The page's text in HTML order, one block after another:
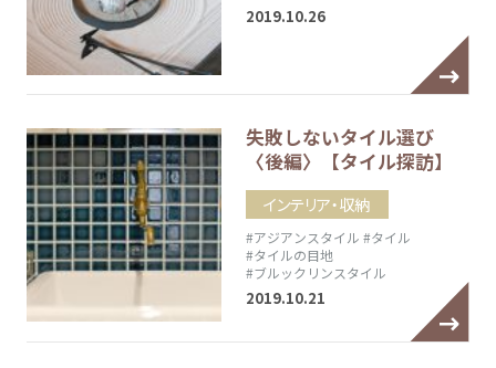
2019.10.26
失敗しないタイル選び
〈後編〉【タイル探訪】
インテリア・収納
#アジアンスタイル #タイル
#タイルの目地
#ブルックリンスタイル
2019.10.21